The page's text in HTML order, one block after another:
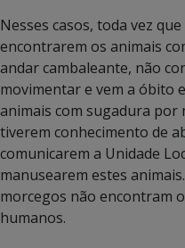
Nesses casos, toda vez
encontrarem os animais
andar cambaleante, não
movimentar e vem a óbito
animais com sugadura
tiverem conhecimento de
comunicarem a Unidade
manusearem estes
morcegos não encontram
humanos.